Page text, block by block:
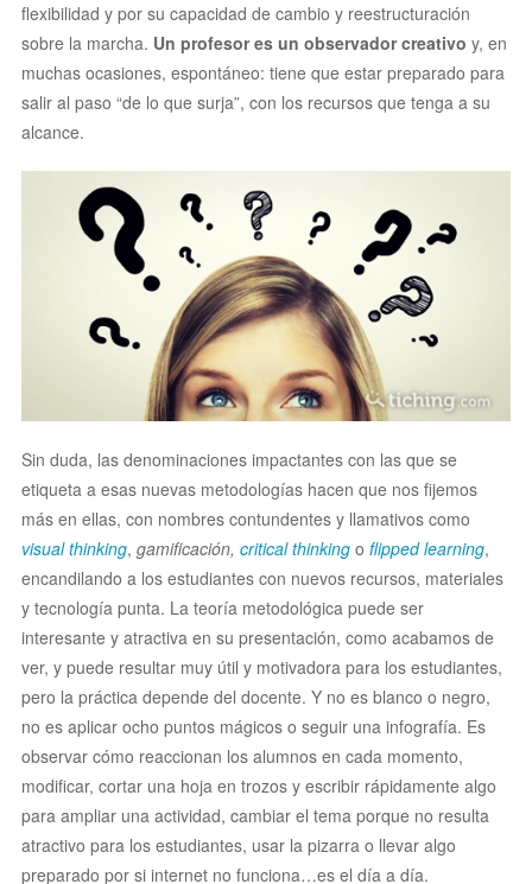
flexibilidad y por su capacidad de cambio y reestructuración
sobre la marcha. Un profesor es un observador creativo y, en
muchas ocasiones, espontáneo: tiene que estar preparado para
salir al paso “de lo que surja”, con los recursos que tenga a su
alcance.
Sin duda, las denominaciones impactantes con las que se
etiqueta a esas nuevas metodologías hacen que nos fijemos
más en ellas, con nombres contundentes y llamativos como
visual thinking, gamificación, critical thinking o flipped learning,
encandilando a los estudiantes con nuevos recursos, materiales
y tecnología punta. La teoría metodológica puede ser
interesante y atractiva en su presentación, como acabamos de
ver, y puede resultar muy útil y motivadora para los estudiantes,
pero la práctica depende del docente. Y no es blanco o negro,
no es aplicar ocho puntos mágicos o seguir una infografía. Es
observar cómo reaccionan los alumnos en cada momento,
modificar, cortar una hoja en trozos y escribir rápidamente algo
para ampliar una actividad, cambiar el tema porque no resulta
atractivo para los estudiantes, usar la pizarra o llevar algo
preparado por si internet no funciona…es el día a día.